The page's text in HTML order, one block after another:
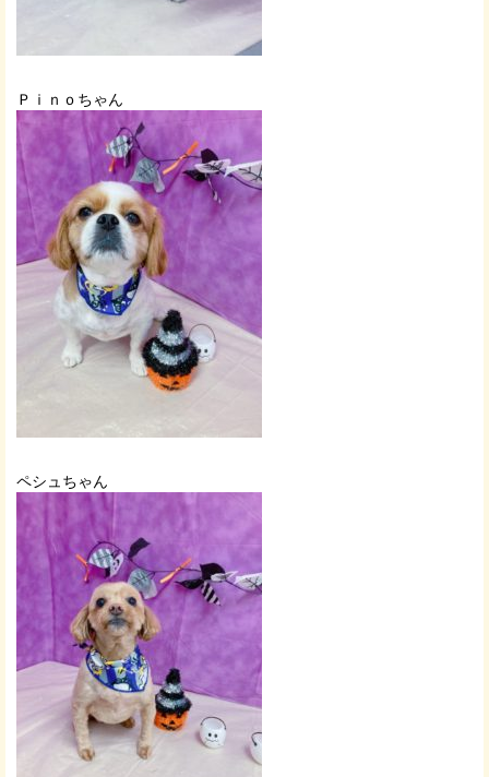
Ｐｉｎｏちゃん
ペシュちゃん